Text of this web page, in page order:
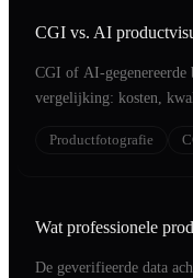
CGI vs. AI
CGI of AI-gegenereerde
vergelijking: kosten,
Productfotografie
Wat professionele
De geverifieerde data